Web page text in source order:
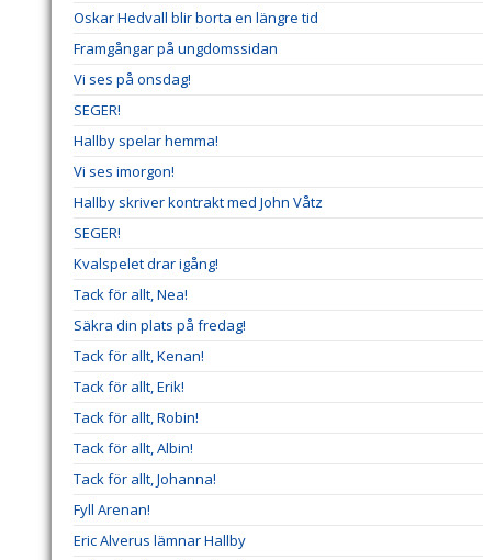
Oskar Hedvall blir borta en längre tid
Framgångar på ungdomssidan
Vi ses på onsdag!
SEGER!
Hallby spelar hemma!
Vi ses imorgon!
Hallby skriver kontrakt med John Våtz
SEGER!
Kvalspelet drar igång!
Tack för allt, Nea!
Säkra din plats på fredag!
Tack för allt, Kenan!
Tack för allt, Erik!
Tack för allt, Robin!
Tack för allt, Albin!
Tack för allt, Johanna!
Fyll Arenan!
Eric Alverus lämnar Hallby